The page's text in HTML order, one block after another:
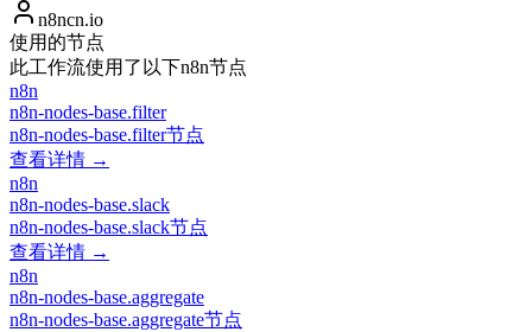
n8ncn.io
使用的节点
此工作流使用了以下n8n节点
n8n
n8n-nodes-base.filter
n8n-nodes-base.filter节点
查看详情 →
n8n
n8n-nodes-base.slack
n8n-nodes-base.slack节点
查看详情 →
n8n
n8n-nodes-base.aggregate
n8n-nodes-base.aggregate节点